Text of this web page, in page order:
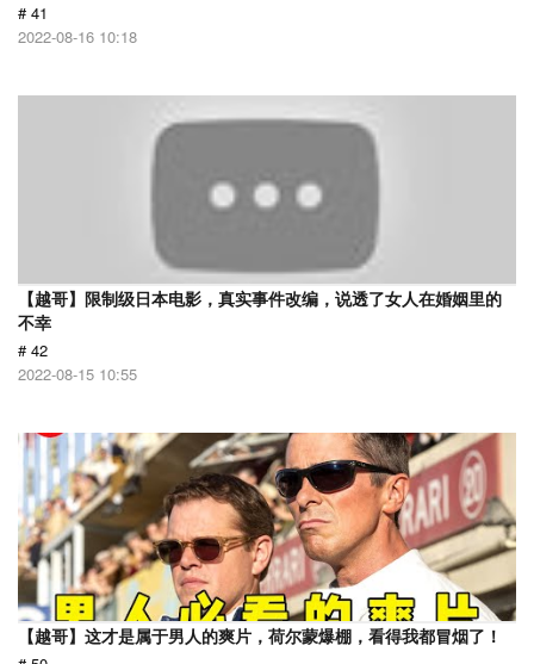
# 41
2022-08-16 10:18
【越哥】限制级日本电影，真实事件改编，说透了女人在婚姻里的
不幸
# 42
2022-08-15 10:55
【越哥】这才是属于男人的爽片，荷尔蒙爆棚，看得我都冒烟了！